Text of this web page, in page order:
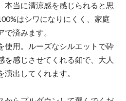
本当に清涼感を感じられると思
はシワになりにくく、家庭
済みます。
使用。ルーズなシルエットで砕
を感じさせてくれる釦で、大人
出してくれます。